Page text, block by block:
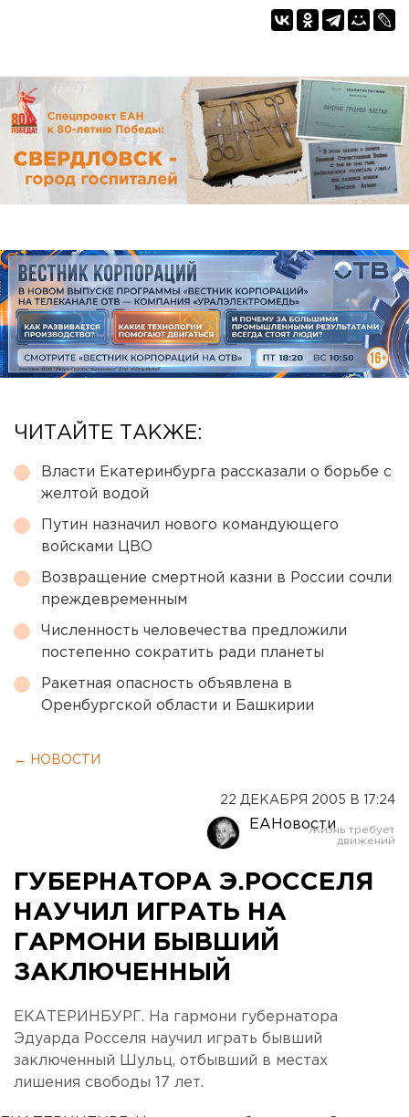
ЧИТАЙТЕ ТАКЖЕ:
Власти Екатеринбурга рассказали о борьбе с
желтой водой
Путин назначил нового командующего
войсками ЦВО
Возвращение смертной казни в России сочли
преждевременным
Численность человечества предложили
постепенно сократить ради планеты
Ракетная опасность объявлена в
Оренбургской области и Башкирии
← НОВОСТИ
22 ДЕКАБРЯ 2005 В 17:24
ЕАНовости
ГУБЕРНАТОРА Э.РОССЕЛЯ
НАУЧИЛ ИГРАТЬ НА
ГАРМОНИ БЫВШИЙ
ЗАКЛЮЧЕННЫЙ
ЕКАТЕРИНБУРГ. На гармони губернатора
Эдуарда Росселя научил играть бывший
заключенный Шульц, отбывший в местах
лишения свободы 17 лет.